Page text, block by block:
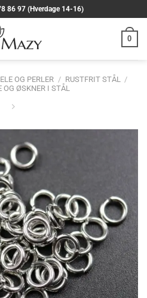
86 97 (Hverdage 14-16)
0
OG PERLER / RUSTFRIT STÅL /
OG ØSKNER I STÅL